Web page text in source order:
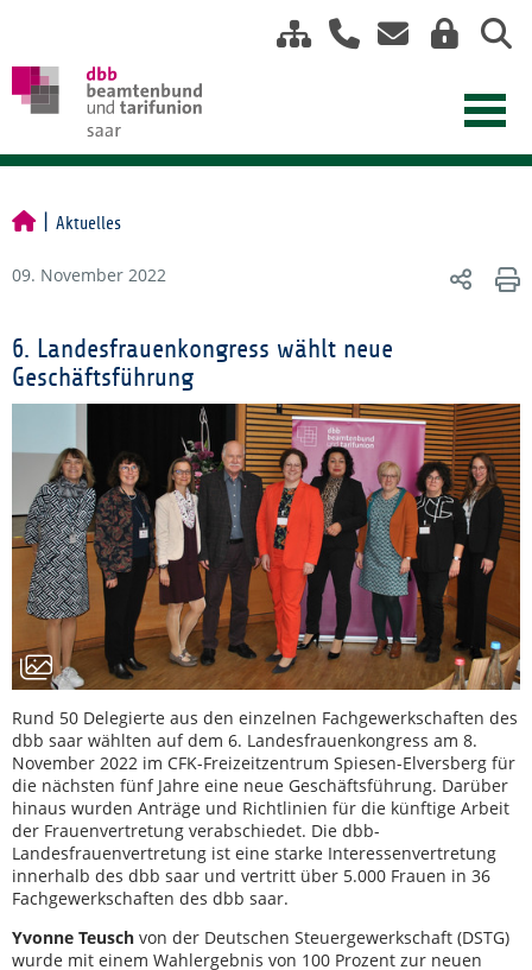
Aktuelles
09. November 2022
6. Landesfrauenkongress wählt neue
Geschäftsführung
Rund 50 Delegierte aus den einzelnen Fachgewerkschaften des
dbb saar wählten auf dem 6. Landesfrauenkongress am 8.
November 2022 im CFK-Freizeitzentrum Spiesen-Elversberg für
die nächsten fünf Jahre eine neue Geschäftsführung. Darüber
hinaus wurden Anträge und Richtlinien für die künftige Arbeit
der Frauenvertretung verabschiedet. Die dbb-
Landesfrauenvertretung ist eine starke Interessenvertretung
innerhalb des dbb saar und vertritt über 5.000 Frauen in 36
Fachgewerkschaften des dbb saar.
Yvonne Teusch von der Deutschen Steuergewerkschaft (DSTG)
wurde mit einem Wahlergebnis von 100 Prozent zur neuen